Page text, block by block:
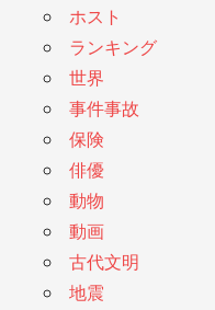
ホスト
ランキング
世界
事件事故
保険
俳優
動物
動画
古代文明
地震